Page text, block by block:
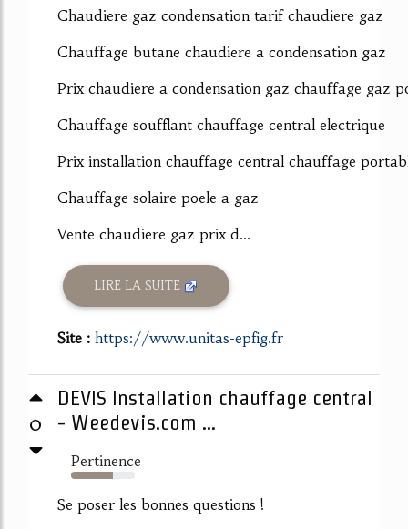
Chaudiere gaz condensation tarif chaudiere gaz
Chauffage butane chaudiere a condensation gaz
Prix chaudiere a condensation gaz chauffage gaz
Chauffage soufflant chauffage central electrique
Prix installation chauffage central chauffage
Chauffage solaire poele a gaz
Vente chaudiere gaz prix d...
LIRE LA SUITE
Site : https://www.unitas-epfig.fr
0
DEVIS Installation chauffage central
- Weedevis.com ...
Pertinence
65%
Se poser les bonnes questions !